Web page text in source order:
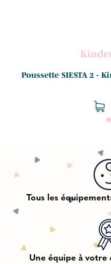
Poussette SIESTA 2 -
Tous les
Une équipe à votre